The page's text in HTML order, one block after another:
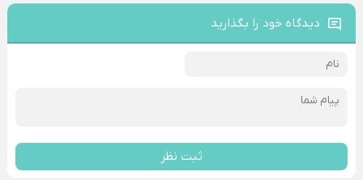
دیدگاه خود را بگذارید
ثبت نظر